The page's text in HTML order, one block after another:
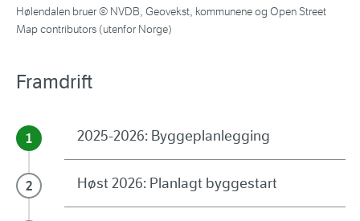
Hølendalen bruer © NVDB, Geovekst, kommunene og Open Street
Map contributors (utenfor Norge)
Framdrift
2025-2026: Byggeplanlegging
Høst 2026: Planlagt byggestart